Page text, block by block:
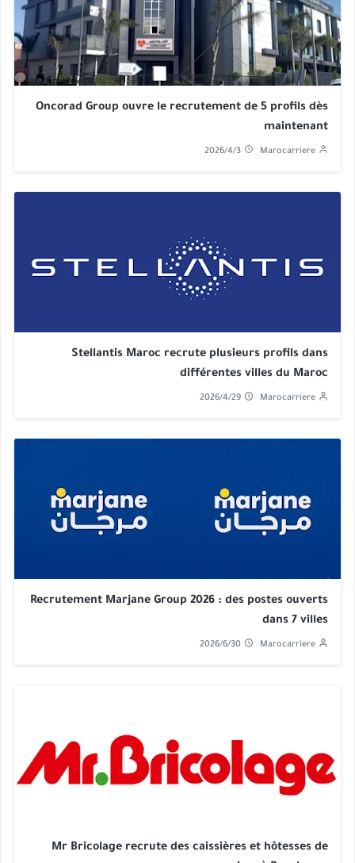
Oncorad Group ouvre le recrutement de 5 profils dès
maintenant
Marocarriere
2026/4/3
Stellantis Maroc recrute plusieurs profils dans
différentes villes du Maroc
Marocarriere
2026/4/29
Recrutement Marjane Group 2026 : des postes ouverts
dans 7 villes
Marocarriere
2026/6/30
Mr Bricolage recrute des caissières et hôtesses de